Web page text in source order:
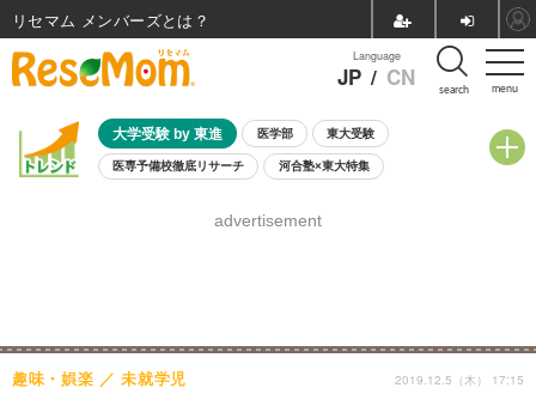
menu
Language
JP / CN search
大学受験 by 東進 医学部 東大受験
医専予備校徹底リサーチ 河合塾×東大特集
8月開催学校説明会・相談会
advertisement
趣味・娯楽 未就学児 2019.12.5（木） 17:15
リセマム メンバーズ